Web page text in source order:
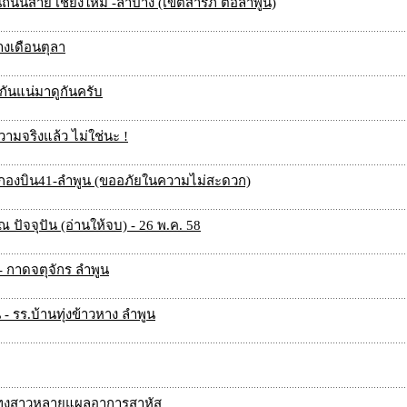
เดือนตุลา
นแน่มาดูกันครับ
มจริงแล้ว ไม่ใช่นะ !
งบิน41-ลำพูน (ขออภัยในความไม่สะดวก)
ปัจจุปัน (อ่านให้จบ) - 26 พ.ค. 58
กาดจตุจักร ลำพูน
รร.บ้านทุ่งข้าวหาง ลำพูน
สาวหลายแผลอาการสาหัส